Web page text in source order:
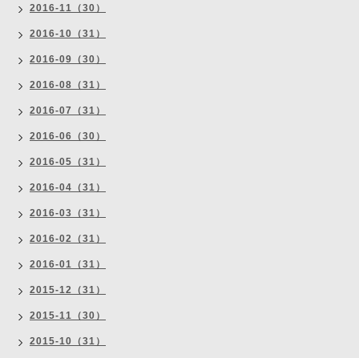
2016-11（30）
2016-10（31）
2016-09（30）
2016-08（31）
2016-07（31）
2016-06（30）
2016-05（31）
2016-04（31）
2016-03（31）
2016-02（31）
2016-01（31）
2015-12（31）
2015-11（30）
2015-10（31）